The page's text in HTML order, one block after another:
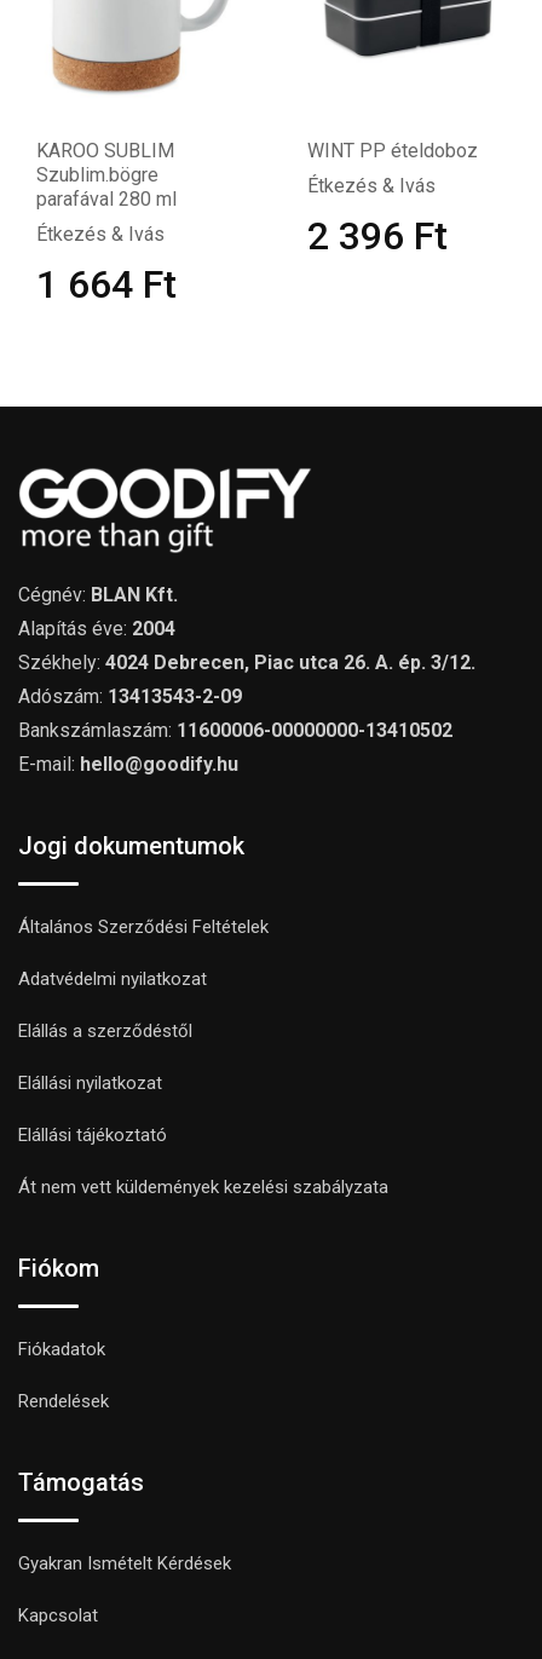
KAROO SUBLIM
Szublim.bögre
parafával 280 ml
Étkezés & Ivás
1 664 Ft
WINT PP ételdoboz
Étkezés & Ivás
2 396 Ft
Cégnév: BLAN Kft.
Alapítás éve: 2004
Székhely: 4024 Debrecen, Piac utca 26. A. ép. 3/12.
Adószám: 13413543-2-09
Bankszámlaszám: 11600006-00000000-13410502
E-mail: hello@goodify.hu
Jogi dokumentumok
Általános Szerződési Feltételek
Adatvédelmi nyilatkozat
Elállás a szerződéstől
Elállási nyilatkozat
Elállási tájékoztató
Át nem vett küldemények kezelési szabályzata
Fiókom
Fiókadatok
Rendelések
Támogatás
Gyakran Ismételt Kérdések
Kapcsolat